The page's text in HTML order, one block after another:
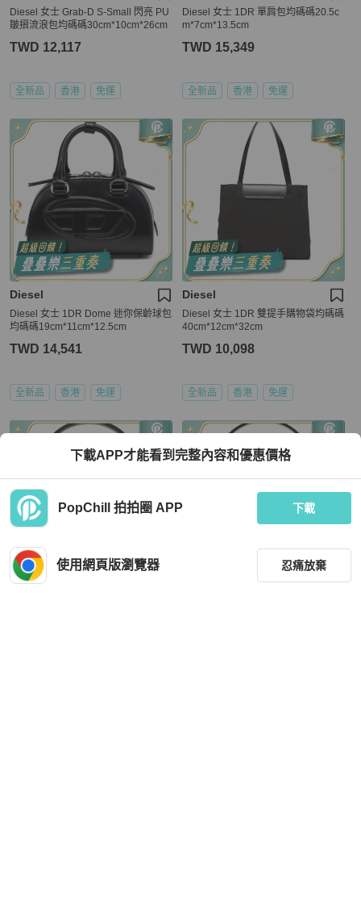
Diesel 女士 Grab-D S-Small 閃亮 PU
皺摺流浪包均碼碼30cm*10cm*26cm
TWD 12,117
全新品 香港 免運
Diesel 女士 1DR 單肩包均碼碼20.5c
m*7cm*13.5cm
TWD 15,349
全新品 香港 免運
Diesel
Diesel 女士 1DR Dome 迷你保齡球包
均碼碼19cm*11cm*12.5cm
TWD 14,541
全新品 香港 免運
Diesel
Diesel 女士 1DR 雙提手購物袋均碼碼
40cm*12cm*32cm
TWD 10,098
全新品 香港 免運
下載APP才能看到完整內容和優惠價格
PopChill 拍拍圈 APP 下載
使用網頁版瀏覽器 忍痛放棄